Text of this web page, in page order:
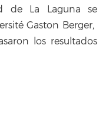
de La Laguna se
Gaston Berger,
los resultados